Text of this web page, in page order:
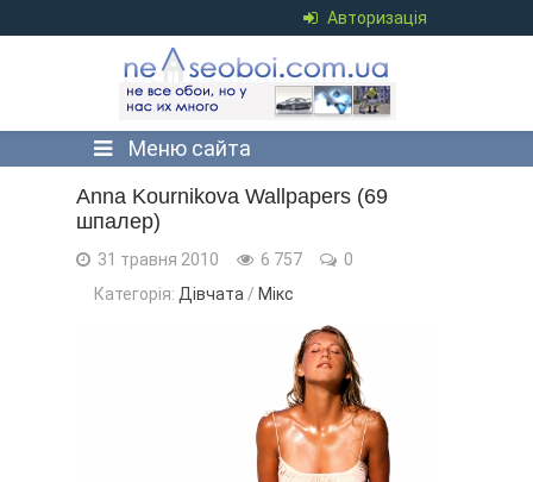
Авторизація
Меню сайта
Anna Kournikova Wallpapers (69
шпалер)
31 травня 2010 6 757
0
Категорія: Дівчата / Мікс